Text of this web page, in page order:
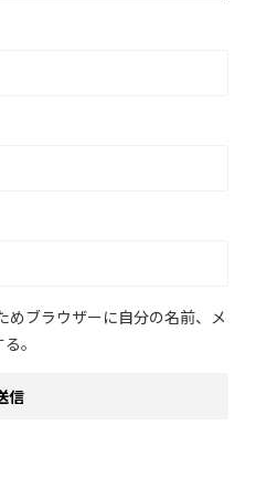
めブラウザーに自分の名前、メ
。